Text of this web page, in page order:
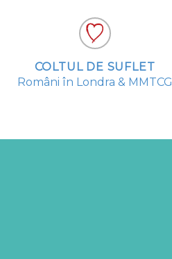
COLTUL DE SUFLET
Români în Londra & MMTCG